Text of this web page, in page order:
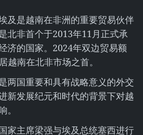
及是越南在非洲的重要贸易伙伴
北非首个于2013年11月正式承
济的国家。2024年双边贸易额
越南在北非市场之首。
两国重要和具有战略意义的外交
新发展纪元和时代的背景下对越
家主席梁强与埃及总统塞西进行